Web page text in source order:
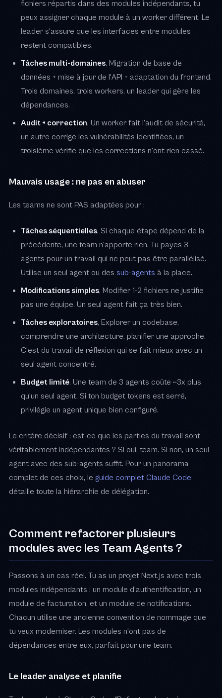
fichiers répartis dans des modules indépendants, tu
peux assigner chaque module à un worker différent. Le
leader s'assure que les interfaces entre modules
restent compatibles.
Tâches multi-domaines, Migration de base de
données + mise à jour de l'API + adaptation du frontend.
Trois domaines, trois workers, un leader qui gère les
dépendances.
Audit + correction, Un worker fait l'audit de sécurité,
un autre corrige les vulnérabilités identifiées, un
troisième vérifie que les corrections n'ont rien cassé.
Mauvais usage : ne pas en abuser
Les teams ne sont PAS adaptées pour :
Tâches séquentielles, Si chaque étape dépend de la
précédente, une team n'apporte rien. Tu payes 3
agents pour un travail qui ne peut pas être parallélisé.
Utilise un seul agent ou des sub-agents à la place.
Modifications simples, Modifier 1-2 fichiers ne justifie
pas une équipe. Un seul agent fait ça très bien.
Tâches exploratoires, Explorer un codebase,
comprendre une architecture, planifier une approche.
C'est du travail de réflexion qui se fait mieux avec un
seul agent concentré.
Budget limité, Une team de 3 agents coûte ~3x plus
qu'un seul agent. Si ton budget tokens est serré,
privilégie un agent unique bien configuré.
Le critère décisif : est-ce que les parties du travail sont
véritablement indépendantes ? Si oui, team. Si non, un seul
agent avec des sub-agents suffit. Pour un panorama
complet de ces choix, le guide complet Claude Code
détaille toute la hiérarchie de délégation.
Comment refactorer plusieurs
modules avec les Team Agents ?
Passons à un cas réel. Tu as un projet Next.js avec trois
modules indépendants : un module d'authentification, un
module de facturation, et un module de notifications.
Chacun utilise une ancienne convention de nommage que
tu veux moderniser. Les modules n'ont pas de
dépendances entre eux, parfait pour une team.
Le leader analyse et planifie